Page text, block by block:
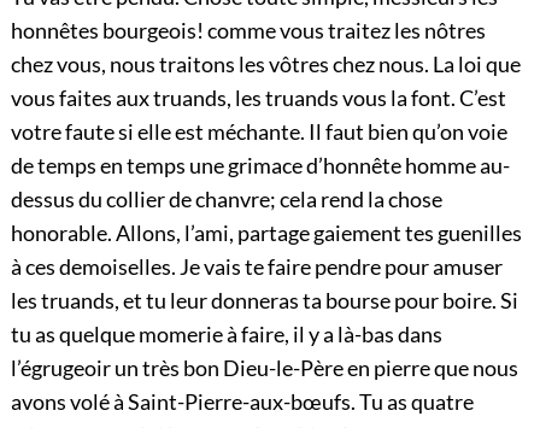
honnêtes bourgeois! comme vous traitez les nôtres
chez vous, nous traitons les vôtres chez nous. La loi que
vous faites aux truands, les truands vous la font. C’est
votre faute si elle est méchante. Il faut bien qu’on voie
de temps en temps une grimace d’honnête homme au-
dessus du collier de chanvre; cela rend la chose
honorable. Allons, l’ami, partage gaiement tes guenilles
à ces demoiselles. Je vais te faire pendre pour amuser
les truands, et tu leur donneras ta bourse pour boire. Si
tu as quelque momerie à faire, il y a là-bas dans
l’égrugeoir un très bon Dieu-le-Père en pierre que nous
avons volé à Saint-Pierre-aux-bœufs. Tu as quatre